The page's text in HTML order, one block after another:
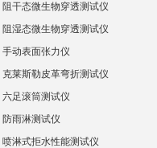
阻干态微生物穿透测试仪
阻湿态微生物穿透测试仪
手动表面张力仪
克莱斯勒皮革弯折测试仪
六足滚筒测试仪
防雨淋测试仪
喷淋式拒水性能测试仪